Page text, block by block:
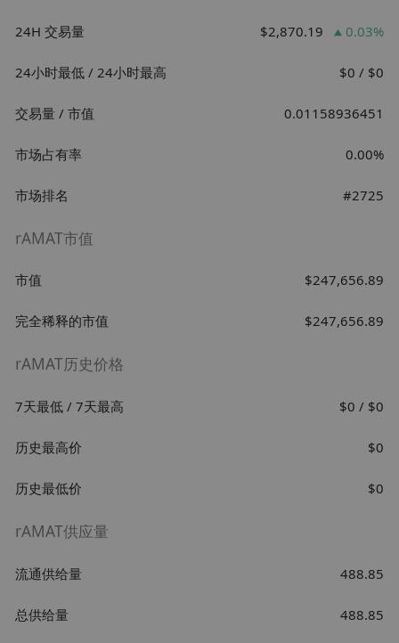
24H 交易量 $2,870.19 0.03%
24小时最低 / 24小时最高 $0 / $0
交易量 / 市值 0.01158936451
市场占有率 0.00%
市场排名 #2725
rAMAT市值
市值 $247,656.89
完全稀释的市值 $247,656.89
rAMAT历史价格
7天最低 / 7天最高 $0 / $0
历史最高价 $0
历史最低价 $0
rAMAT供应量
流通供给量 488.85
总供给量 488.85